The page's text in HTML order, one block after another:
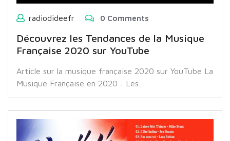
radiodideefr 0 Comments
Découvrez les Tendances de la Musique
Française 2020 sur YouTube
Article sur la musique française 2020 sur YouTube La
Musique Française en 2020 : Les…